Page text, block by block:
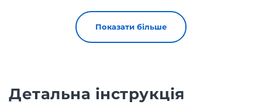
Показати більше
Детальна інструкція